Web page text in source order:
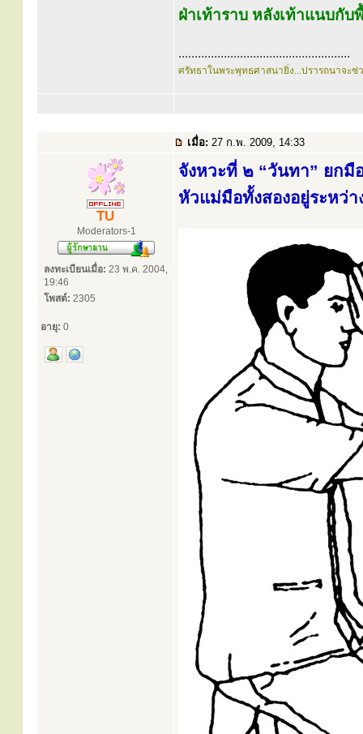
ฝ่าเท้าราบ หลังเท้าแนบกับ
.....................................................
ศรัทธาในพระพุทธศาสนายิ่ง...ปรารถนาจะ
เมื่อ: 27 ก.พ. 2009, 14:33
TU
Moderators-1
ลงทะเบียนเมื่อ: 23 พ.ค. 2004,
19:46
โพสต์: 2305
อายุ: 0
จังหวะที่ ๒ “วันทา” ยก
หัวแม่มือทั้งสองอยู่ระหว่